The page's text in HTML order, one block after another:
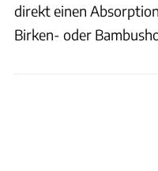
direkt einen
Birken- oder